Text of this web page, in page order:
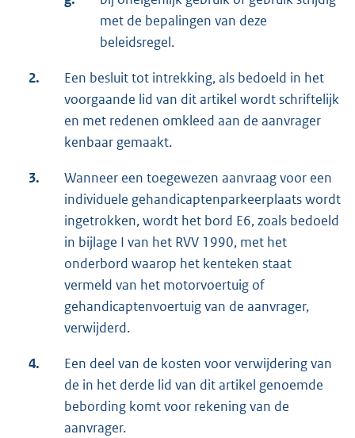
met de bepalingen van deze
beleidsregel.
2.
Een besluit tot intrekking, als bedoeld in het
voorgaande lid van dit artikel wordt schriftelijk
en met redenen omkleed aan de aanvrager
kenbaar gemaakt.
3.
Wanneer een toegewezen aanvraag voor een
individuele gehandicaptenparkeerplaats wordt
ingetrokken, wordt het bord E6, zoals bedoeld
in bijlage I van het RVV 1990, met het
onderbord waarop het kenteken staat
vermeld van het motorvoertuig of
gehandicaptenvoertuig van de aanvrager,
verwijderd.
4.
Een deel van de kosten voor verwijdering van
de in het derde lid van dit artikel genoemde
bebording komt voor rekening van de
aanvrager.